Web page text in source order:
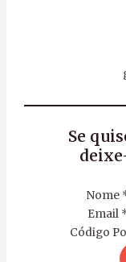
Se
Nome
Email
Código